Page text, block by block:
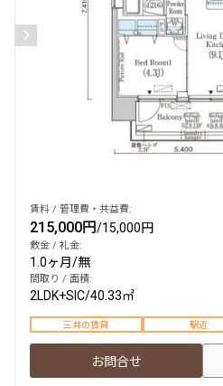
賃料 / 管理費・共益費:
215,000円/15,000円
敷金 / 礼金:
1.0ヶ月/無
間取り / 面積:
2LDK+SIC/40.33㎡
三井の賃貸 駅近
お問合せ